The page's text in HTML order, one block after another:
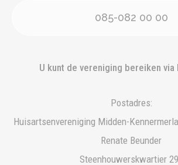
085-082 00 00
U kunt de vereniging bereiken via
Postadres:
Huisartsenvereniging Midden-
Renate Beunder
Steenhouwerskwartier